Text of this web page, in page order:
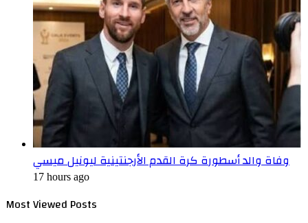
وفاة والد أسطورة كرة القدم الأرجنتينية ليونيل ميسي
17 hours ago
Most Viewed Posts